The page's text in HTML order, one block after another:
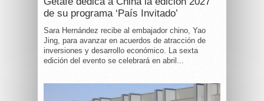
de su programa ‘País Invitado’
Sara Hernández recibe al embajador chino, Yao
Jing, para avanzar en acuerdos de atracción de
inversiones y desarrollo económico. La sexta
edición del evento se celebrará en abril...